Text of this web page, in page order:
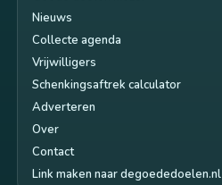
Nieuws
Collecte agenda
Vrijwilligers
Schenkingsaftrek calculator
Adverteren
Over
Contact
Link maken naar degoededoelen.nl